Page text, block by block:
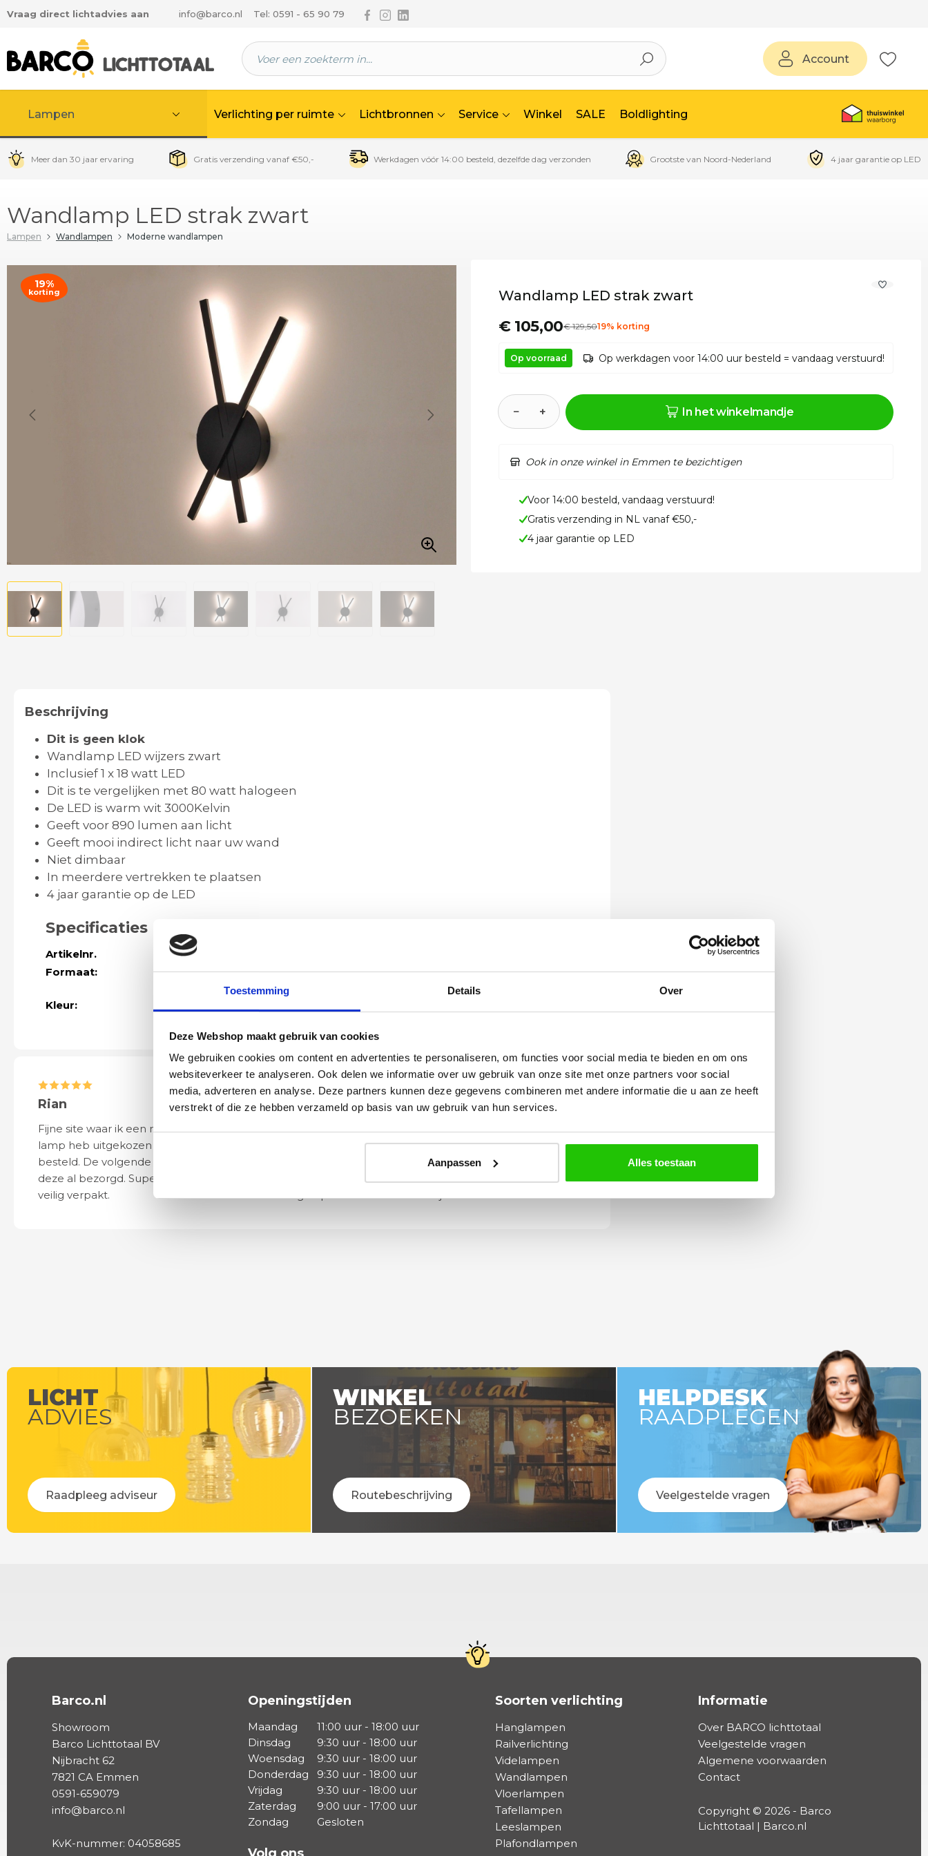
Toestemming Details Over
Deze Webshop maakt gebruik van cookies
We gebruiken cookies om content en advertenties te personaliseren, om functies voor social media te bieden en om ons
websiteverkeer te analyseren. Ook delen we informatie over uw gebruik van onze site met onze partners voor social
media, adverteren en analyse. Deze partners kunnen deze gegevens combineren met andere informatie die u aan ze heeft
verstrekt of die ze hebben verzameld op basis van uw gebruik van hun services.
Aanpassen Alles toestaan
hoofdinhoud
Vraag direct lichtadvies aan info@barco.nl Tel: 0591 - 65 90 79 Volg ons via Facebook
Volg ons via Instagram
Volg ons via Linkedin
Account
Lampen Verlichting per ruimte Lichtbronnen Service Winkel SALE Boldlighting
Meer dan 30 jaar ervaring Gratis verzending vanaf €50,- Werkdagen vóór 14:00 besteld, dezelfde dag verzonden Grootste van Noord-Nederland 4 jaar garantie op LED
Wandlamp LED strak zwart
Lampen Wandlampen Moderne wandlampen
19%
korting Wandlamp LED strak zwart
€ 105,00€129,5019% korting
Op voorraad Op werkdagen voor 14:00 uur besteld = vandaag verstuurd!
− + In het winkelmandje
Ook in onze winkel in Emmen te bezichtigen
Voor 14:00 besteld, vandaag verstuurd!
Gratis verzending in NL vanaf €50,-
4 jaar garantie op LED
Beschrijving
Dit is geen klok
Wandlamp LED wijzers zwart
Inclusief 1 x 18 watt LED
Dit is te vergelijken met 80 watt halogeen
De LED is warm wit 3000Kelvin
Geeft voor 890 lumen aan licht
Geeft mooi indirect licht naar uw wand
Niet dimbaar
In meerdere vertrekken te plaatsen
4 jaar garantie op de LED
Specificaties
Artikelnr.
Formaat:
Totaal hoogte 53 cm | Vanuit de wand 5 cm | Breedte 25 cm | Dia.
wandplaat 18 cm
Kleur:
Rian
Fijne site waar ik een mooie
lamp heb uitgekozen en
besteld. De volgende dag werd
deze al bezorgd. Super netjes en
veilig verpakt.
Anne
Het bestellen, betalen en
leveren verliep vlot en volledig
mooi en schept veel sfeer, het is
ook eenvoudig te plaatsen.
Yvonne
Wij hadden 2 lampen besteld
met totaal 11 mondgeblazen
kappen. Dit was zeer goed
verpakt geleverd. Wij bevelen dit
bedrijf zeker aan!
LICHT
ADVIES
Raadpleeg adviseur
WINKEL
BEZOEKEN
Routebeschrijving
HELPDESK
RAADPLEGEN
Veelgestelde vragen
Barco.nl
Showroom
Barco Lichttotaal BV
Nijbracht 62
7821 CA Emmen
0591-659079
info@barco.nl
KvK-nummer: 04058685
Openingstijden
Maandag
11:00 uur - 18:00 uur
Dinsdag
9:30 uur - 18:00 uur
Woensdag
9:30 uur - 18:00 uur
Donderdag
9:30 uur - 18:00 uur
Vrijdag
9:30 uur - 18:00 uur
Zaterdag
9:00 uur - 17:00 uur
Zondag
Gesloten
Soorten verlichting
Hanglampen
Railverlichting
Videlampen
Wandlampen
Vloerlampen
Tafellampen
Leeslampen
Plafondlampen
Informatie
Over BARCO lichttotaal
Veelgestelde vragen
Algemene voorwaarden
Contact
Copyright © 2026 - Barco
Lichttotaal | Barco.nl